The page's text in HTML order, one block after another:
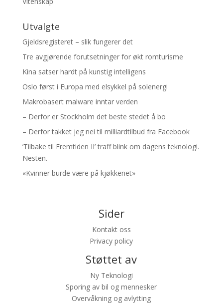
Utvalgte
Gjeldsregisteret – slik fungerer det
Tre avgjørende forutsetninger for økt romturisme
Kina satser hardt på kunstig intelligens
Oslo først i Europa med elsykkel på solenergi
Makrobasert malware inntar verden
– Derfor er Stockholm det beste stedet å bo
– Derfor takket jeg nei til milliardtilbud fra Facebook
’Tilbake til Fremtiden II’ traff blink om dagens teknologi.
Nesten.
«Kvinner burde være på kjøkkenet»
Sider
Kontakt oss
Privacy policy
Støttet av
Ny Teknologi
Sporing av bil og mennesker
Overvåkning og avlytting